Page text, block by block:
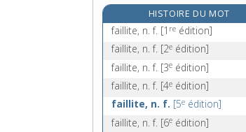
fainéant, -ante, n. et adj.
fainéanter, v. intr.
fainéantise, n. f.
faire, v. tr., intr., impers. et pron.
HISTOIRE DU MOT
faillite, n. f. [1 re édition]
faillite, n. f. [2e édition]
faillite, n. f. [3e édition]
faillite, n. f. [4e édition]
faillite, n. f. [5e édition]
faillite, n. f. [6e édition]